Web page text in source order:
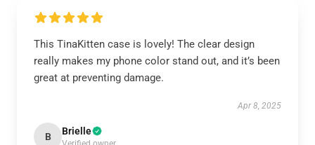
This TinaKitten case is lovely! The clear design
really makes my phone color stand out, and it’s been
great at preventing damage.
Apr 8, 2025
B Brielle